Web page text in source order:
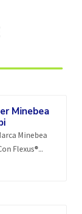
Minebea
Minebea
Flexus®...